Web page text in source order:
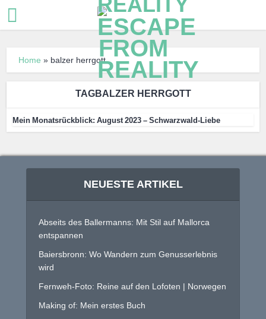
Home » balzer herrgott
TAGBALZER HERRGOTT
Mein Monatsrückblick: August 2023 – Schwarzwald-Liebe
NEUESTE ARTIKEL
Abseits des Ballermanns: Mit Stil auf Mallorca
entspannen
Baiersbronn: Wo Wandern zum Genusserlebnis
wird
Fernweh-Foto: Reine auf den Lofoten | Norwegen
Making of: Mein erstes Buch